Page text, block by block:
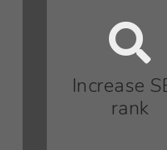
Increase
rank